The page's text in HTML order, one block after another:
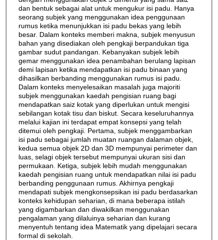
dan bentuk sebagai alat untuk mengukur isi padu. Hanya
seorang subjek yang menggunakan idea penggunaan
rumus ketika menunjukkan isi padu bekas yang lebih
besar. Dalam konteks memberi makna, subjek menyusun
bahan yang disediakan oleh pengkaji berpandukan tiga
gambar sudut pandangan. Kebanyakan subjek lebih
gemar menggunakan idea penambahan berulang lapisan
demi lapisan ketika mendapatkan isi padu binaan yang
dihasilkan berbanding menggunakan rumus isi padu.
Dalam konteks menyelesaikan masalah juga majoriti
subjek menggunakan kaedah pengisian ruang bagi
mendapatkan saiz kotak yang diperlukan untuk mengisi
sebilangan kotak tisu dan biskut. Secara keseluruhannya
melalui kajian ini terdapat empat konsepsi yang telah
ditemui oleh pengkaji. Pertama, subjek menggambarkan
isi padu sebagai jumlah muatan ruangan dalaman objek,
kedua semua objek 2D dan 3D mempunyai perimeter dan
luas, selagi objek tersebut mempunyai ukuran sisi dan
permukaan. Ketiga, subjek lebih mudah menggunakan
kaedah pengisian ruang untuk mendapatkan nilai isi padu
berbanding penggunaan rumus. Akhirnya pengkaji
mendapati subjek mengkonsepsikan isi padu berdasarkan
konteks kehidupan seharian, di mana beberapa istilah
yang digambarkan dan diwakilkan menggunakan
pengalaman yang dilaluinya seharian dan kurang
menyentuh tentang idea Matematik yang dipelajari secara
formal di sekolah.